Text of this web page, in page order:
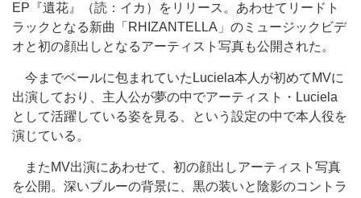
EP『遺花』（読：イカ）をリリース。あわせてリードト
ラックとなる新曲「RHIZANTELLA」のミュージックビデ
オと初の顔出しとなるアーティスト写真も公開された。
今までベールに包まれていたLuciela本人が初めてMVに
出演しており、主人公が夢の中でアーティスト・Luciela
として活躍している姿を見る、という設定の中で本人役を
演じている。
またMV出演にあわせて、初の顔出しアーティスト写真
を公開。深いブルーの背景に、黒の装いと陰影のコントラ